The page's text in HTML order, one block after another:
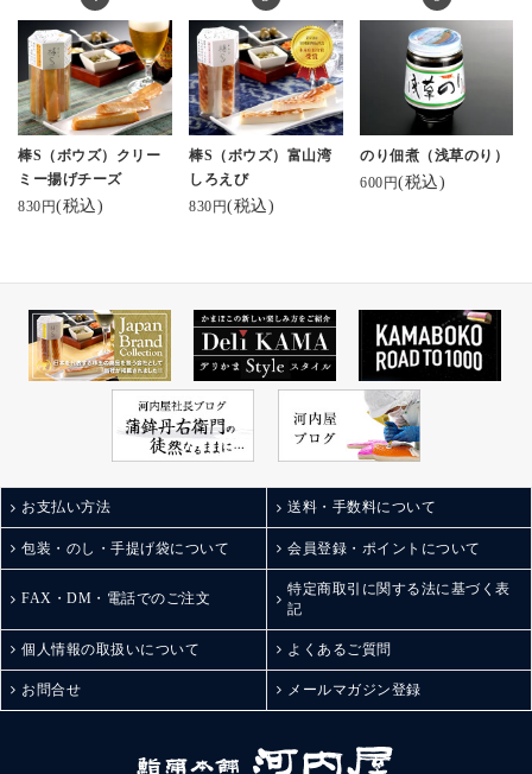
棒S（ボウズ）クリー
ミー揚げチーズ
830円(税込)
棒S（ボウズ）富山湾
しろえび
830円(税込)
のり佃煮（浅草のり）
600円(税込)
お支払い方法 送料・手数料について
包装・のし・手提げ袋について 会員登録・ポイントについて
FAX・DM・電話でのご注文
特定商取引に関する法に基づく表
記
個人情報の取扱いについて よくあるご質問
お問合せ メールマガジン登録